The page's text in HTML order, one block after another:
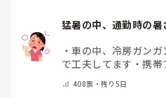
猛暑の中、通勤時の
・車の中、冷房ガンガ
で工夫してます ・携帯
ん ・その他（コメント
408票・残り5日